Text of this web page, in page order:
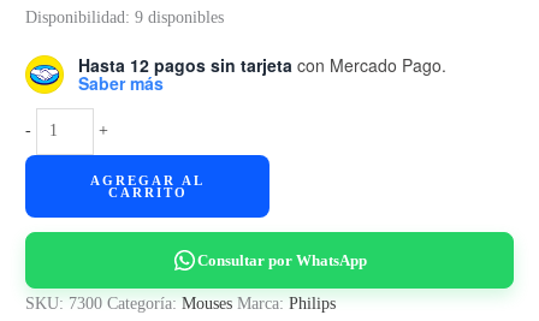
Disponibilidad: 9 disponibles
Hasta 12 pagos sin tarjeta con Mercado Pago.
Saber más
-
Mouse
Gamer
9
+
AGREGAR AL
CARRITO
Consultar por WhatsApp
SKU:7300 Categoría:Mouses Marca:Philips